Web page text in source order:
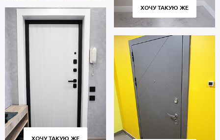
ХОЧУ ТАКУЮ ЖЕ
ХОЧУ ТАКУЮ ЖЕ